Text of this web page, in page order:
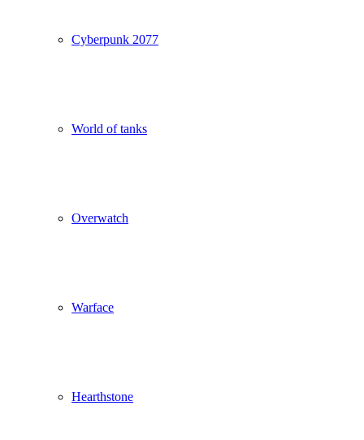
Cyberpunk 2077
World of tanks
Overwatch
Warface
Hearthstone